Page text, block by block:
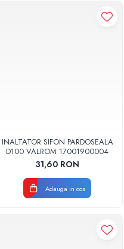
INALTATOR SIFON PARDOSEALA
D100 VALROM 17001900004
31,60 RON
Adauga in cos